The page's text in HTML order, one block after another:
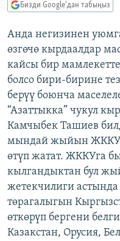
ДАНИСТЕ
ЭЖЕ-СИҢДИЛЕР
АЗАТТЫК+
ЫҢГАЙСЫЗ СУРООЛОР
ОНЛАЙН ШЕРИНЕ
ЭЕ/АРнун бардык
Бизди Google'дан табыңыз
Анда негизинен
өзгөчө кырдаалдар
кайсы бир
болсо бири-бирине
берүү боюнча
“Азаттыкка” чукул
Камчыбек Ташиев
мындай жыйын ЖККУ
өтүп жатат. ЖККУга
кылгандыктан бул
жетекчилиги
төрагалыгын
өткөрүп бергени
Казакстан, Орусия,